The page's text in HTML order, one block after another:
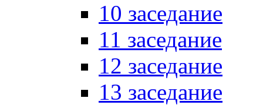
10 заседание
11 заседание
12 заседание
13 заседание